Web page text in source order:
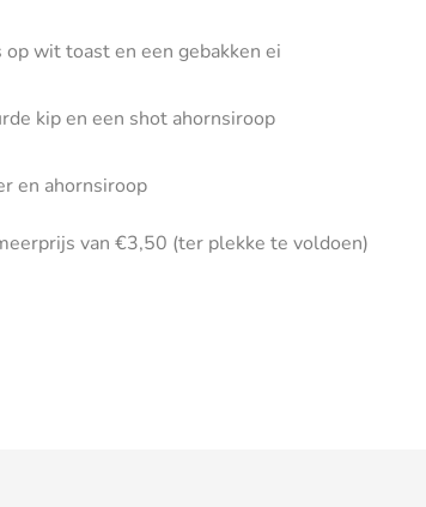
wit toast en een gebakken ei
kip en een shot ahornsiroop
en ahornsiroop
van €3,50 (ter plekke te voldoen)